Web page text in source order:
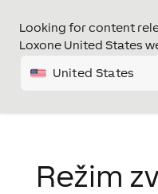
Looking for content
Loxone United States
United States
Režim